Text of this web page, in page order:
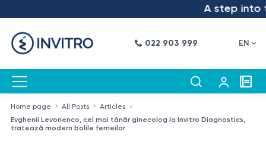
A step into the
022 903 999 EN
Home page All Posts
Articles
Evghenii Levonenco, cel mai tânăr ginecolog la Invitro Diagnostics,
tratează modern bolile femeilor